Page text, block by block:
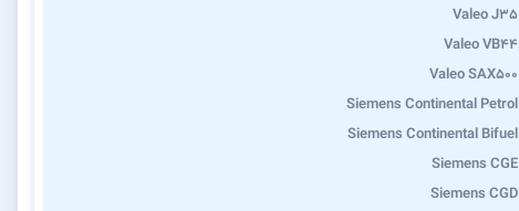
Valeo J35
Valeo VB44
Valeo SAX500
Siemens Continental Petrol
Siemens Continental Bifuel
Siemens CGE
Siemens CGD